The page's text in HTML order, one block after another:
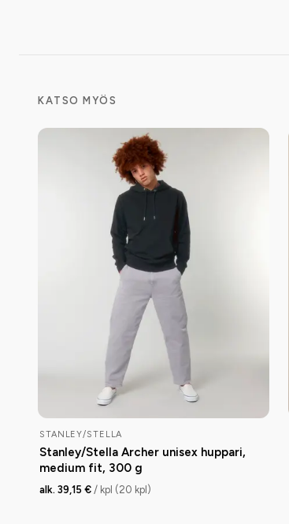
KATSO MYÖS
STANLEY/STELLA
Stanley/Stella Archer unisex huppari,
medium fit, 300 g
alk. 39,15 € / kpl (20 kpl)